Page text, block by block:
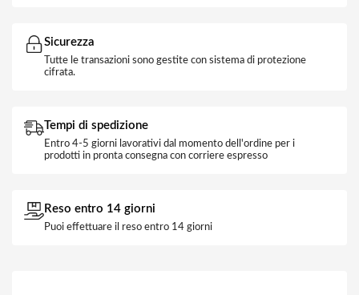
Sicurezza
Tutte le transazioni sono gestite con sistema di protezione
cifrata.
Tempi di spedizione
Entro 4-5 giorni lavorativi dal momento dell'ordine per i
prodotti in pronta consegna con corriere espresso
Reso entro 14 giorni
Puoi effettuare il reso entro 14 giorni